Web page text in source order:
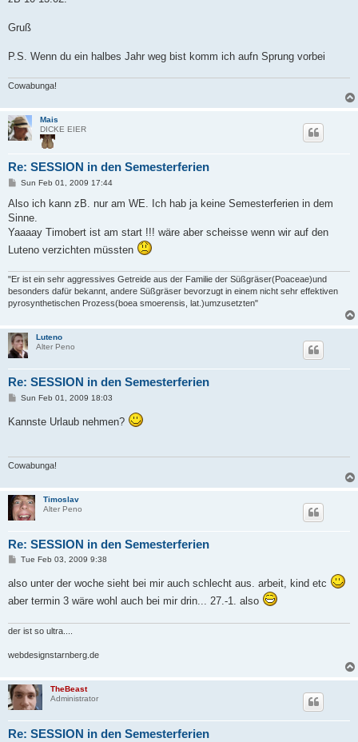
Gruß
P.S. Wenn du ein halbes Jahr weg bist komm ich aufn Sprung vorbei
Cowabunga!
Mais
DICKE EIER
Re: SESSION in den Semesterferien
P
s
Sun Feb 01, 2009 17:44
Also ich kann zB. nur am WE. Ich hab ja keine Semesterferien in dem
Sinne.
Yaaaay Timobert ist am start !!! wäre aber scheisse wenn wir auf den
Luteno verzichten müssten
"Er ist ein sehr aggressives Getreide aus der Familie der Süßgräser(Poaceae)und
besonders dafür bekannt, andere Süßgräser bevorzugt in einem nicht sehr effektiven
pyrosynthetischen Prozess(boea smoerensis, lat.)umzusetzten"
Luteno
Alter Peno
Re: SESSION in den Semesterferien
P
t
Sun Feb 01, 2009 18:03
Kannste Urlaub nehmen?
Cowabunga!
Timoslav
Alter Peno
Re: SESSION in den Semesterferien
P
t
Tue Feb 03, 2009 9:38
also unter der woche sieht bei mir auch schlecht aus. arbeit, kind etc
aber termin 3 wäre wohl auch bei mir drin... 27.-1. also
der ist so ultra....
webdesignstarnberg.de
TheBeast
Administrator
Re: SESSION in den Semesterferien